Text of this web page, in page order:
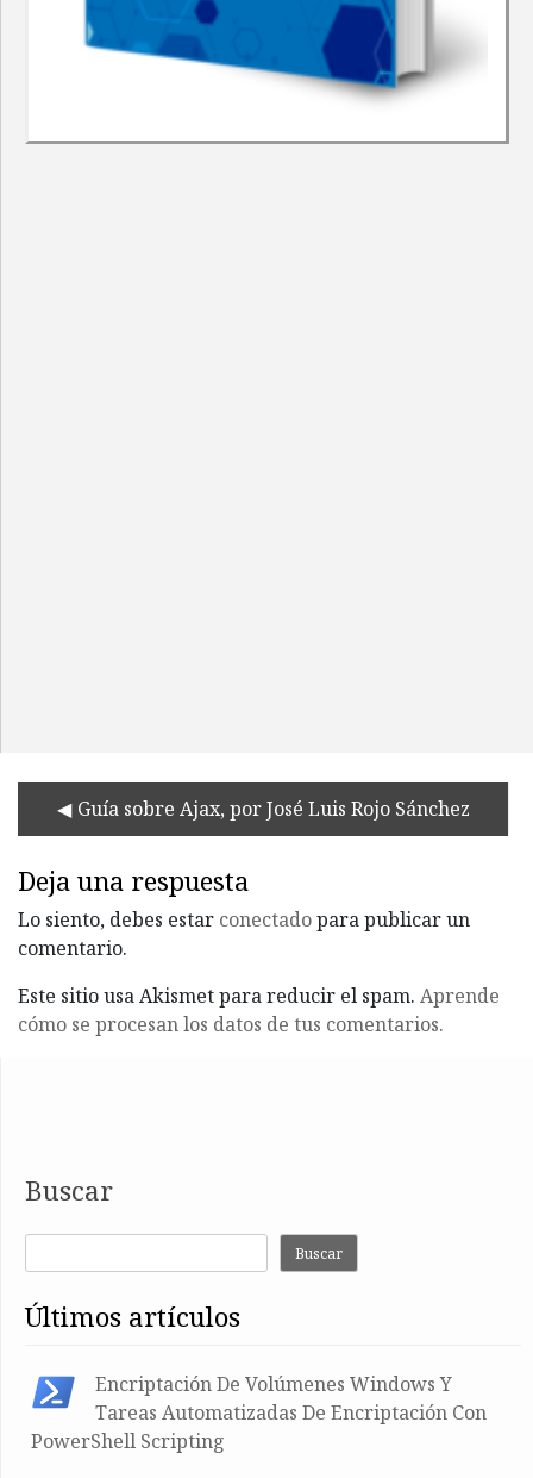
Guía sobre Ajax, por José Luis Rojo Sánchez
Deja una respuesta
Lo siento, debes estar conectadopara publicar un
comentario.
Este sitio usa Akismet para reducir el spam. Aprende
cómo se procesan los datos de tus comentarios.
Buscar
Buscar
últimos artículos
Encriptación De Volúmenes Windows Y
Tareas Automatizadas De Encriptación Con
PowerShell Scripting